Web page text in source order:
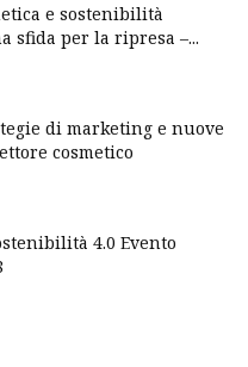
e sostenibilità
sfida per la ripresa –...
di marketing e nuove
cosmetico
4.0 Evento